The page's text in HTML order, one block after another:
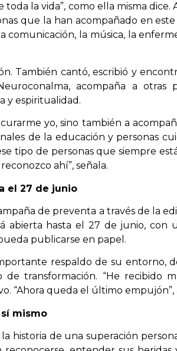
toda la vida”, como ella misma
que la han acompañado en
comunicación, la música, la
También cantó, escribió y
acompaña a otras
y espiritualidad.
yo, sino también a
de la educación y personas
tipo de personas que siempre
ahí”, señala.
el 27 de junio
de preventa a través de la
abierta hasta el 27 de junio, con
publicarse en papel.
respaldo de su entorno,
transformación. “He recibido
“Ahora queda el último empujón”,
mismo
historia de una superación